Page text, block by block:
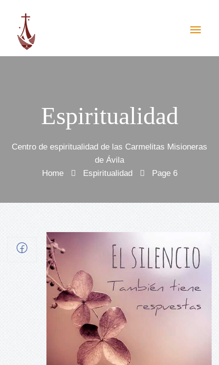
Espiritualidad
Centro de espiritualidad de las Carmelitas Misioneras
de Ávila
Home
Espiritualidad Page 6